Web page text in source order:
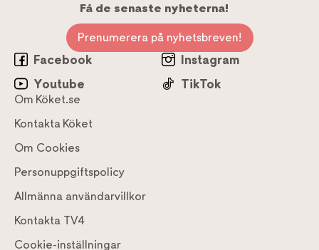
Få de senaste nyheterna!
Prenumerera på nyhetsbreven!
Facebook
Instagram
Youtube
TikTok
Om Köket.se
Kontakta Köket
Om Cookies
Personuppgiftspolicy
Allmänna användarvillkor
Kontakta TV4
Cookie-inställningar